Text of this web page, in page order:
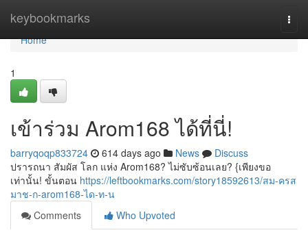
keybookmarks
Home
Home
1
เข้าร่วม Arom168 ได้ที่นี่!
barryqoqp833724 614 days ago News
Discuss
ปรารถนา สัมผัส โลก แห่ง Arom168? ไม่ซับซ้อนเลย? {เพียงขอ
เท่านั้น! ขั้นตอน https://leftbookmarks.com/story18592613/สม-ครส
มาช-ก-arom168-ได-ท-น
Comments
Who Upvoted